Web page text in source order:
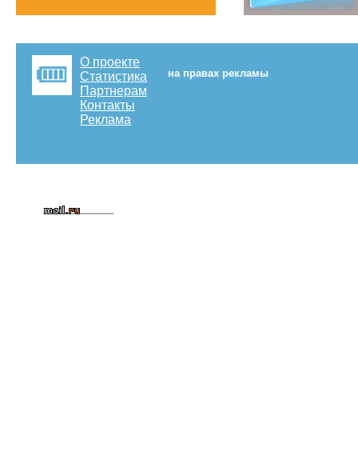
О проекте
Статистика
Партнерам
Контакты
Реклама
на правах рекламы